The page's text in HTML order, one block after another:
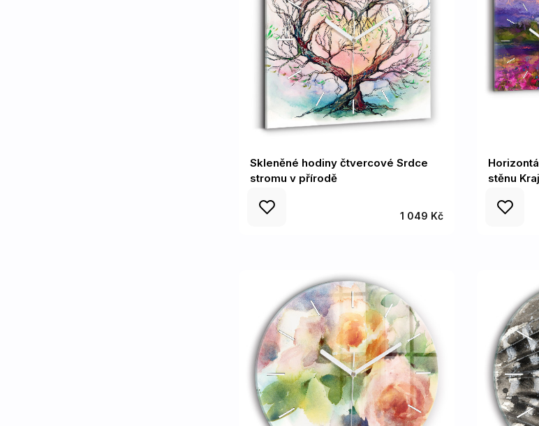
Skleněné hodiny čtvercové Srdce
stromu v přírodě
1 049 Kč
stěnu